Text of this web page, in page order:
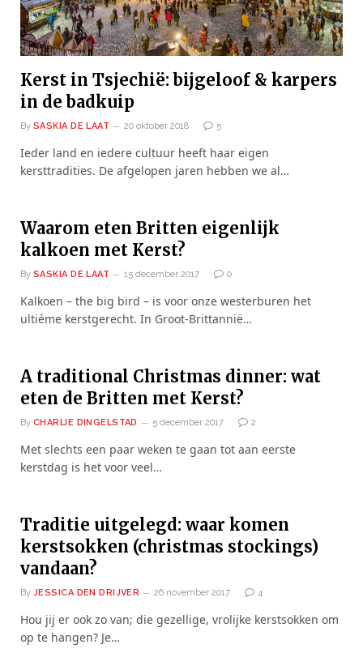
Kerst in Tsjechië: bijgeloof & karpers
in de badkuip
By SASKIA DE LAAT 20 oktober 2018 5
Ieder land en iedere cultuur heeft haar eigen
kersttradities. De afgelopen jaren hebben we al…
Waarom eten Britten eigenlijk
kalkoen met Kerst?
By SASKIA DE LAAT 15 december 2017 0
Kalkoen – the big bird – is voor onze westerburen het
ultiéme kerstgerecht. In Groot-Brittannië…
A traditional Christmas dinner: wat
eten de Britten met Kerst?
By CHARLIE DINGELSTAD 5 december 2017 2
Met slechts een paar weken te gaan tot aan eerste
kerstdag is het voor veel…
Traditie uitgelegd: waar komen
kerstsokken (christmas stockings)
vandaan?
By JESSICA DEN DRIJVER 26 november 2017 4
Hou jij er ook zo van; die gezellige, vrolijke kerstsokken om
op te hangen? Je…